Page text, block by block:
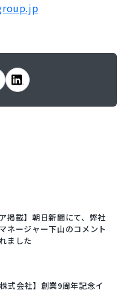
ア掲載】朝日新聞にて、弊社
ネージャー下山のコメント
ました
式会社】創業9周年記念イ